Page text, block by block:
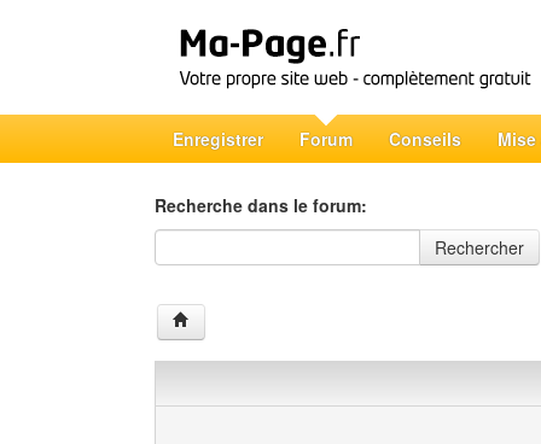
Enregistrer Forum Conseils Mise
Recherche dans le forum:
Recherche dans le forum
Rechercher